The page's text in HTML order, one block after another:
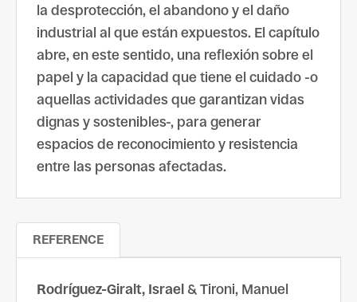
la desprotección, el abandono y el daño
industrial al que están expuestos. El capítulo
abre, en este sentido, una reflexión sobre el
papel y la capacidad que tiene el cuidado -o
aquellas actividades que garantizan vidas
dignas y sostenibles-, para generar
espacios de reconocimiento y resistencia
entre las personas afectadas.
REFERENCE
Rodríguez-Giralt, Israel & Tironi, Manuel